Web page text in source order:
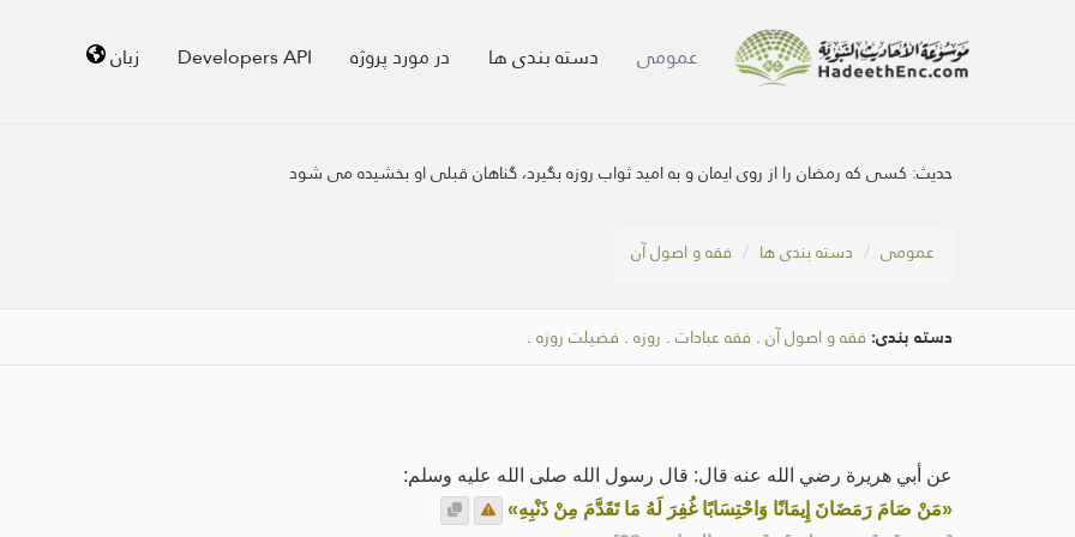
عمومی دسته بندی ها در مورد پروژه Developers API زبان
حديث: کسی که رمضان را از روی ایمان و به امید ثواب روزه بگیرد، گناهان قبلی او بخشیده می شود
عمومی دسته بندی ها فقه و اصول آن
دسته بندی: فقه و اصول آن . فقه عبادات . روزه . فضیلت روزه .
عن أبي هريرة رضي الله عنه قال: قال رسول الله صلى الله عليه وسلم:
«مَنْ صَامَ رَمَضَانَ إِيمَانًا وَاحْتِسَابًا غُفِرَ لَهُ مَا تَقَدَّمَ مِنْ ذَنْبِهِ»